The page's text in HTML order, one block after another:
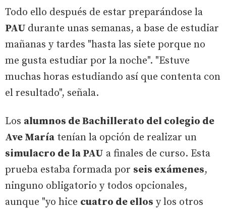
Todo ello después de estar preparándose la
PAU durante unas semanas, a base de estudiar
mañanas y tardes "hasta las siete porque no
me gusta estudiar por la noche". "Estuve
muchas horas estudiando así que contenta con
el resultado", señala.
Los alumnos de Bachillerato del colegio de
Ave María tenían la opción de realizar un
simulacro de la PAU a finales de curso. Esta
prueba estaba formada por seis exámenes,
ninguno obligatorio y todos opcionales,
aunque "yo hice cuatro de ellos y los otros